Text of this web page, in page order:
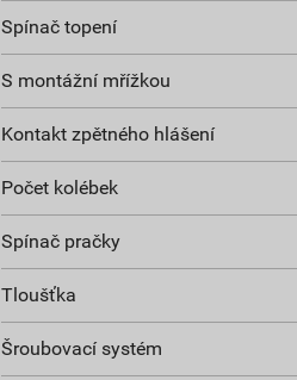
Spínač topení
S montážní mřížkou
Kontakt zpětného hlášení
Počet kolébek
Spínač pračky
Tloušťka
Šroubovací systém